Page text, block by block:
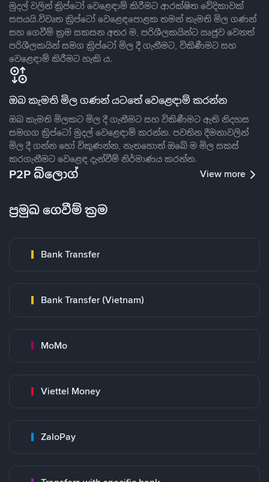
මුදල් වලින් ක්‍රිප්ටෝ වෙළෙඳාම් කිරීමට ආරක්ෂිත වේදිකාවක්
සපයයි.විවෘත ක්‍රිප්ටෝ වෙළෙඳපොළක තමන් කැමති මිල ගණන්
සහ ගෙවීම් ක්‍රම සකසන අතර ම, පරිශීලකයින්ට ඍජුව වෙනත්
පරිශීලකයින් සමග ක්‍රිප්ටෝ මිල දී ගැනීමට, විකිණීමට සහ
වෙළෙඳාම් කිරීමට හැකි ය.
ඔබ කැමති මිල ගණන් යටතේ වෙළෙඳාම් කරන්න
ඔබ කැමති මිලකට මිල දී ගැනීමට සහ විකිණීමට ඇති නිදහස
සමගග ක්‍රිප්ටෝ මුදල් වෙළෙඳාම් කරන්න. පවතින දීමනාවලින්
මිල දී ගන්න හෝ විකුණන්න, නැතහොත් ඔබේ ම මිල සකස්
කරගැනීමට වෙළෙඳ දැන්වීම් නිර්මාණය කරන්න.
P2P බ්ලොග් View more
ප්‍රමුඛ ගෙවීම් ක්‍රම
Bank Transfer
Bank Transfer (Vietnam)
MoMo
Viettel Money
ZaloPay